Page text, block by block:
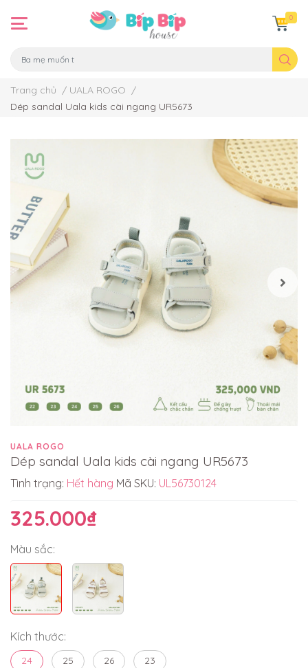
0
Trang chủ / UALA ROGO /
Dép sandal Uala kids cài ngang UR5673
UALA ROGO
Dép sandal Uala kids cài ngang UR5673
Tình trạng: Hết hàng Mã SKU: UL56730124
325.000₫
Màu sắc:
Kích thước:
24 25 26 23